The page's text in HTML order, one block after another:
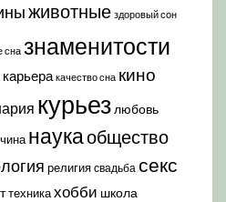
животные здоровый сон
сна знаменитости
карьера качество сна кино
курьез любовь
наукаобщество
религия свадьба секс
техникахобби школа